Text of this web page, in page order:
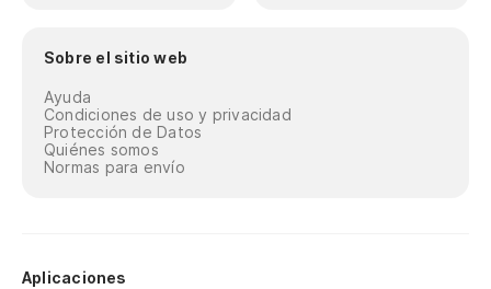
Sobre el sitio web
Ayuda
Condiciones de uso y privacidad
Protección de Datos
Quiénes somos
Normas para envío
Aplicaciones